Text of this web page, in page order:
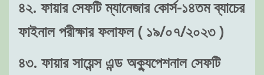
৪২. ফায়ার সেফটি ম্যানেজার কোর্স-১৪তম ব্যাচের
ফাইনাল পরীক্ষার ফলাফল ( ১৯/০৭/২০২৩ )
৪৩. ফায়ার সায়েন্স এন্ড অক্যুপেশনাল সেফটি